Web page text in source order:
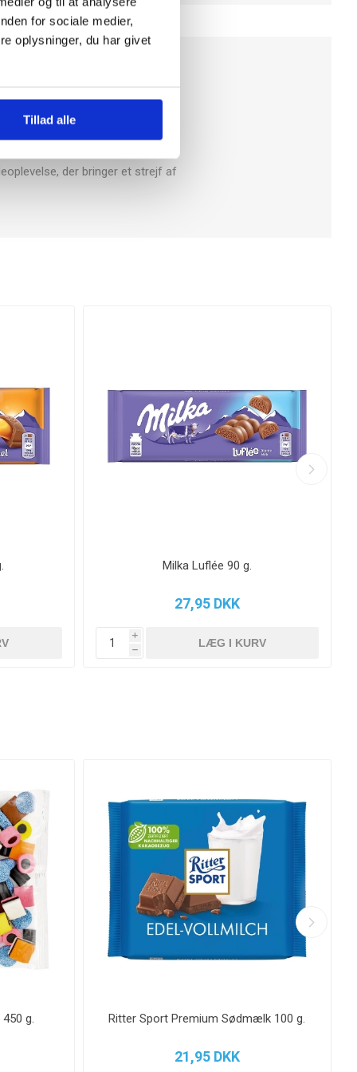
for sociale medier,
oplysninger, du har givet
Tillad alle
cremede konsistens og milde,
en unik og fyldig smagsprofil.
til en, du holder af. Med sin
der bringer et strejf af
Milka Luflée 90 g.
27,95 DKK
i
h
g. Ritter Sport Premium Sødmælk 100 g.
21,95 DKK